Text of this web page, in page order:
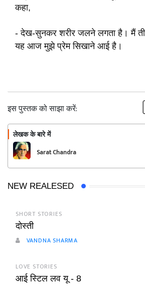
कहा,
- देख-सुनकर शरीर जलने लगता है। मैं
यह आज मुझे प्रेम सिखाने आई है।
इस पुस्तक को साझा करें:
लेखक के बारे में
Sarat Chandra
Chattopadhyay
NEW REALESED
SHORT STORIES
दोस्ती
VANDNA SHARMA
LOVE STORIES
आई स्टिल लव यू - 8